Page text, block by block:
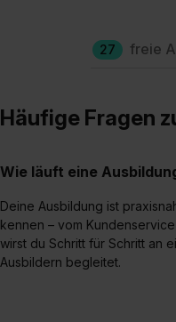
27 freie
Häufige Fragen
Wie läuft eine
Deine Ausbildung ist
kennen – vom
wirst du Schritt für Schritt an
Ausbildern begleitet.